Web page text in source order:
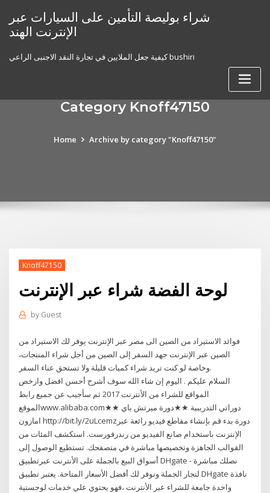
content
شراء بوليصة التأمين على السيارات عبر
الإنترنت الهند
كيفية جعل الملايين في تجارة النقد الاجنبى الراعي bushiri
Category Knoff47150
Home Archive by category "Knoff47150"
Knoff47150
لوحة الفضة شراء عبر الإنترنت
by Guest
فوائد الاستيراد من الصين الى مصر عبر الإنترنت يوفر لك الاستيراد من
الصين عبر الإنترنت جهد السفر إلى الصين من أجل شراء المنتجات،
وخاصة لو كنت تريد شراء كميات قليلة ولا تستحق عناء السفر.
السلام عليكم . اليوم إن شاء الله سوف أشرح أحسن افضل وارخص
المواقع للشراء من الأنترنت 2017 ثم سأجيب عن جميع رابط
الموقعwww.alibaba.com★★ دوراتي التدريبية ★★دورة ميرتش باي
امازون http://bit.ly/2uLcemzدورة بدء قم بإنشاء مقاطع فيديو رائعة عبر
الإنترنت باستخدام صانع الفيديو من رندرفورست. استكشف المئات من
القوالب الجاهزة وتخصيصها مباشرة في متصفحك. تستطيع الوصول إلى
أسواق البيع بالجملة على الأنترنت عبرتطبيق DHgate - نصلك مباشرة
لتجار الجملة ونوفر لك أفضل الأسعار المتاحة. يعتبر تطبيق DHgate نافذة
واحدة جامعة للشراء عبر الأنترنت ،فهو يحتوي علي خدمات لوجستية